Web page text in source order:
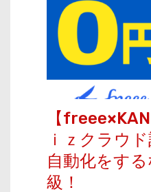
【
ｉｚクラウ
自動化をす
級！